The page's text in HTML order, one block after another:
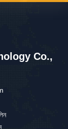
Co.,